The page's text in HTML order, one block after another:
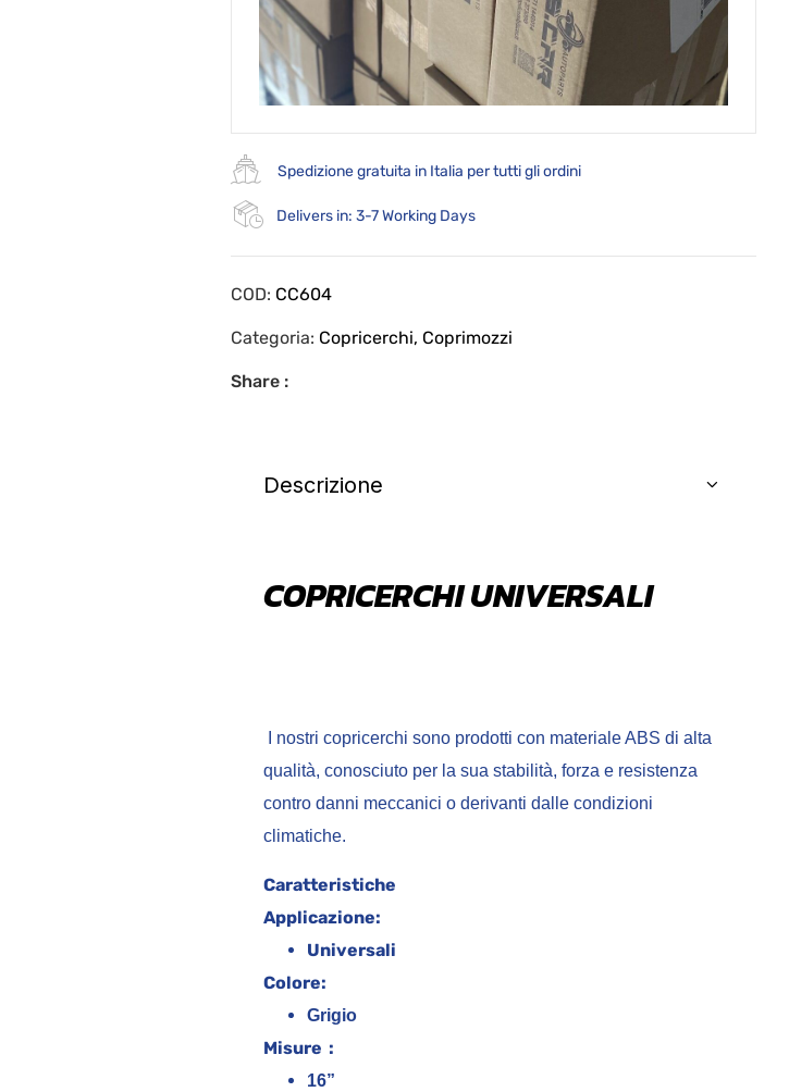
Spedizione gratuita in Italia per tutti gli ordini
Delivers in: 3-7 Working Days
COD: CC604
Categoria: Copricerchi, Coprimozzi
Share :
Descrizione
COPRICERCHI UNIVERSALI
I nostri copricerchi sono prodotti con materiale ABS di alta
qualità, conosciuto per la sua stabilità, forza e resistenza
contro danni meccanici o derivanti dalle condizioni
climatiche.
Caratteristiche
Applicazione:
Universali
Colore:
Grigio
Misure :
16”